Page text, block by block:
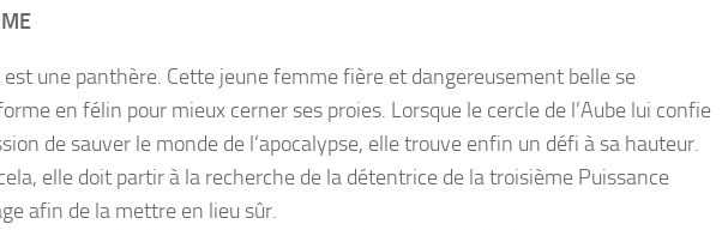
est une panthère. Cette jeune femme fière et dangereusement belle se
en félin pour mieux cerner ses proies. Lorsque le cercle de l’Aube lui confie
de sauver le monde de l’apocalypse, elle trouve enfin un défi à sa hauteur.
elle doit partir à la recherche de la détentrice de la troisième Puissance
afin de la mettre en lieu sûr.